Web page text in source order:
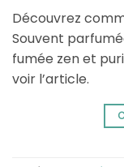
Découvrez
Souvent
fumée zen et
voir l’article.